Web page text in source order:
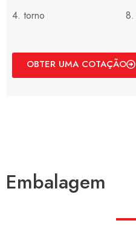
4. torno 8.
OBTER UMA COTAÇÃO
Embalagem